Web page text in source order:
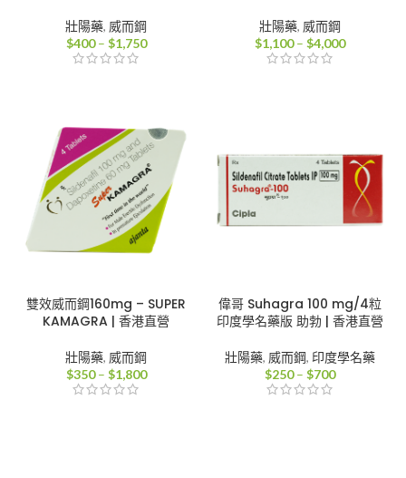
壯陽藥, 威而鋼
$400 – $1,750價
到
$1,750
壯陽藥, 威而鋼
$1,100 – $4,000價
雙效威而鋼160mg – SUPER
KAMAGRA | 香港直營
壯陽藥, 威而鋼
$350 – $1,800價
偉哥 Suhagra 100 mg/4粒
印度學名藥版 助勃 | 香港直營
壯陽藥, 威而鋼, 印度學名藥
$250 – $700價